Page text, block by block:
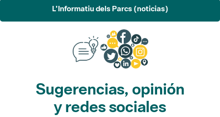
L'Informatiu dels Parcs (noticias)
Sugerencias, opinión
y redes sociales